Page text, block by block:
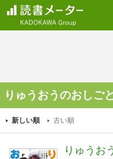
りゅうおうのおしご
新しい順 古い順
りゅうお